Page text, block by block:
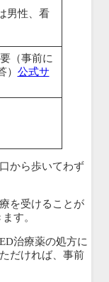
男性、看
（事前に
公式サ
から歩いてわず
を受けることが
す。
治療薬の処方に
だければ、事前